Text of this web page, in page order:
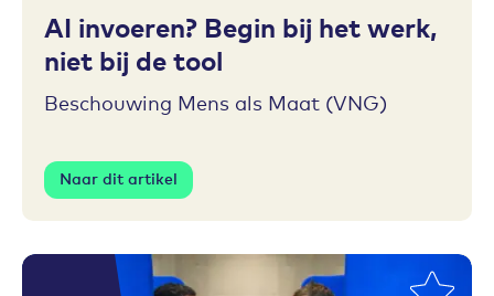
AI invoeren? Begin bij het werk,
niet bij de tool
Beschouwing Mens als Maat (VNG)
Naar dit artikel